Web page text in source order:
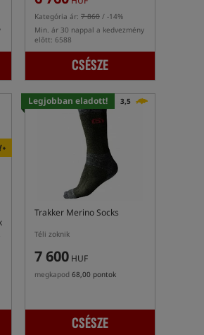
Kategória ár: 7 860 / -14%
Min. ár 30 nappal a kedvezmény
előtt: 6588
CSÉSZE
Legjobban eladott! 3,5
Trakker Merino Socks
Téli zoknik
7 600 HUF
megkapod 68,00 pontok
CSÉSZE